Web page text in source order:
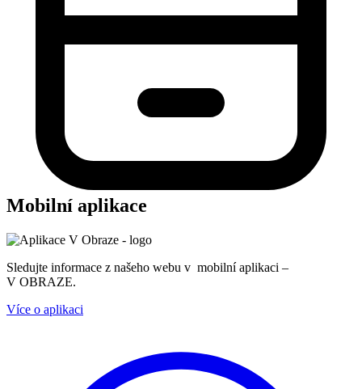
Mobilní aplikace
Sledujte informace z našeho webu v mobilní aplikaci –
V OBRAZE.
Více o aplikaci